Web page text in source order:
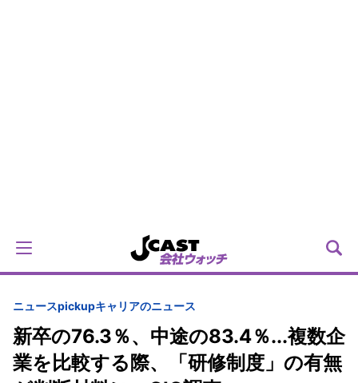
ニュースpickupキャリアのニュース
新卒の76.3％、中途の83.4％...複数企
業を比較する際、「研修制度」の有無